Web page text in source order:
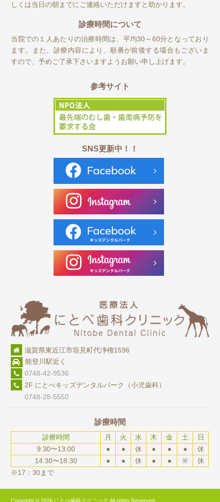
しくは当日の朝までにご連絡いただけますと助かります。
診療時間について
当院での１人あたりの治療時間は、平均30～60分となっており
ます。また、診療内容により、順番が前後する場合もございま
すので、予めご了承下さいますようお願い申し上げます。
参考サイト
SNS更新中！！
滋賀県東近江市垣見町代浄権1596
能登川駅近く
0748-42-9536
2F にとべキッズデンタルパーク（小児歯科）
0748-28-5550
診療時間
診療時間 月 火 水 木 金 土
日
9:30〜13:00
● ● 休 ● ● ●
休
14:30〜18:30
● ● 休 ● ● ※
休
※17：30まで
Copyright © 2026 にとべ歯科クリニック All rights Reserved.